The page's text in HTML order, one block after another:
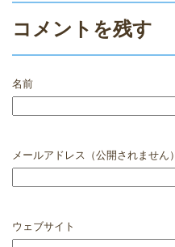
コメントを残す
名前
メールアドレス（公開されません）
ウェブサイト